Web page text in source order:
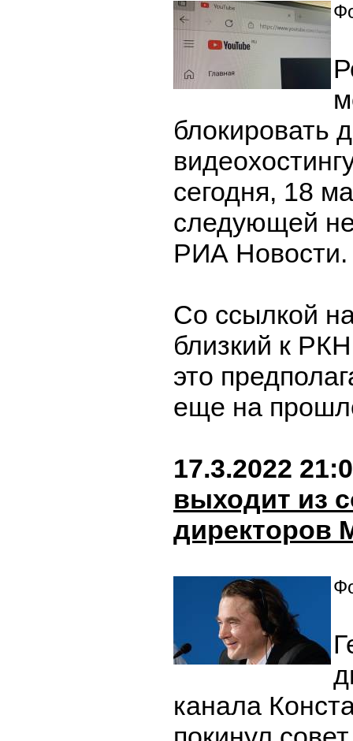
блокировать
сегодня, 18
следующей
РИА Новости.
Со ссылкой
близкий к
это
еще на
17.3.2022
выходит из
директоров
канала